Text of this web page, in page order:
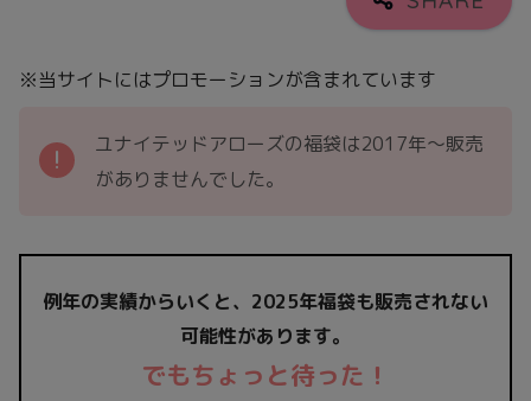
※当サイトにはプロモーションが含まれています
ユナイテッドアローズの福袋は2017年～販売
がありませんでした。
例年の実績からいくと、2025年福袋も販売されない
可能性があります。
でもちょっと待った！